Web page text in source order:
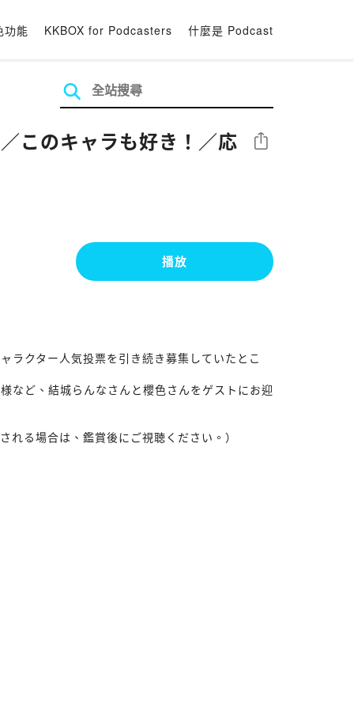
功能 KKBOX for Podcasters 什麼是 Podcast
このキャラも好き！／応
分享
播放
ラクター人気投票を引き続き募集していたとこ
など、結城らんなさんと櫻色さんをゲストにお迎
れる場合は、鑑賞後にご視聴ください。）